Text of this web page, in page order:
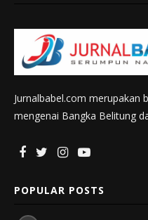
Jurnalbabel.com
mengenai Bangka Belitung
POPULAR POSTS